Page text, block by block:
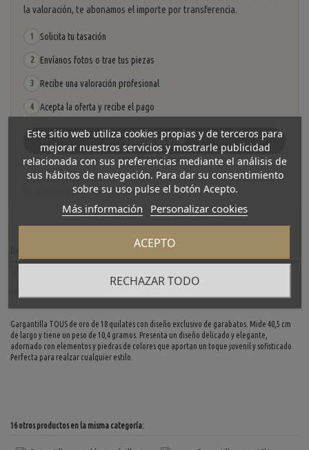
la valoración, te abonamos el importe por transferencia.
1 Solicita tu tasación
2 Envíanos fotos o trae tus piezas
3 Recibe una valoración profesional
4 Acepta la oferta y recibe el pago
Solicitar tasación
Ver cómo funciona
La tasación está sujeta a revisión y aceptación tras recibir y verificar las piezas.
No se descuenta automáticamente del carrito.
Gargantilla TOUS de oro de 18 quilates con diseño exclusivo de garabatos. Mide 40,5 cm
de largo y tiene un peso de 10,4 gramos. Presenta un diseño delicado y elegante,
adornado con elementos y piedras de colores que aportan un toque juvenil y sofisticado.
Perfecta para realzar cualquier estilo.
16 otros productos en la misma categoría:
Este sitio web utiliza cookies propias y de terceros para
mejorar nuestros servicios y mostrarle publicidad
relacionada con sus preferencias mediante el análisis de
sus hábitos de navegación. Para dar su consentimiento
sobre su uso pulse el botón Acepto.
Más información Personalizar cookies
RECHAZAR TODO
ACEPTO